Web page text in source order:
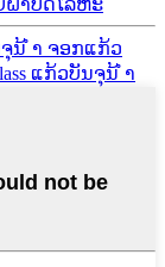
ຈຸນ້ ຳ ຈອກແກ້ວ
ແກ້ວບັນຈຸນ້ ຳ